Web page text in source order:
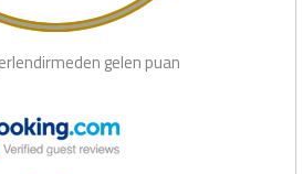
gelen puan